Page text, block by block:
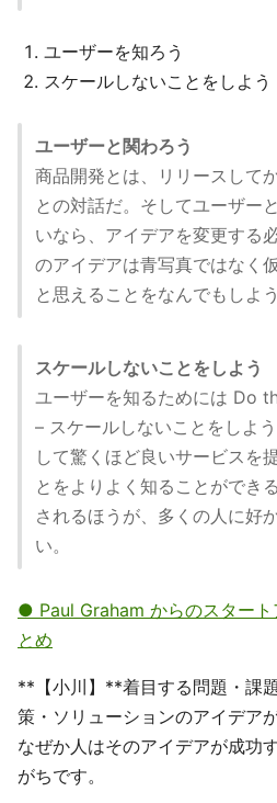
ユーザーを知ろう
スケールしないことをしよう
ユーザーと関わろう
商品開発とは、リリースして
との対話だ。そしてユーザー
いなら、アイデアを変更する
のアイデアは青写真ではなく
と思えることをなんでもしよう
スケールしないことをしよう
ユーザーを知るためには Do
– スケールしないことをしよ
して驚くほど良いサービスを
とをよりよく知ることができ
されるほうが、多くの人に好
い。
● Paul Graham からのスタート
とめ
**【小川】**着目する問題・課
策・ソリューションのアイデア
なぜか人はそのアイデアが成功
がちです。